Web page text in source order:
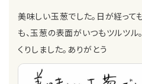
美味しい玉葱でした。日が経っ
も、玉葱の表面がいつもツルツ
くりしました。ありがとう